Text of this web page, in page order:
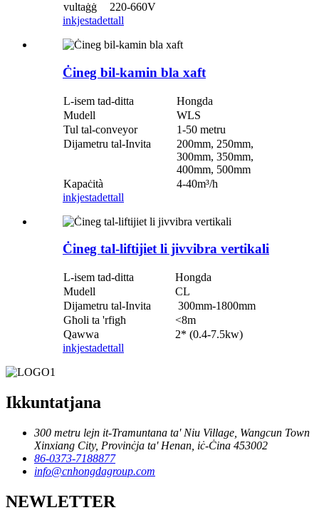
vultaġġ
220-660V
inkjestadettall
Ċineg bil-kamin bla xaft
L-isem tad-ditta
Hongda
Mudell
WLS
Tul tal-conveyor
1-50 metru
Dijametru tal-Invita
200mm, 250mm,
300mm, 350mm,
400mm, 500mm
Kapaċità
4-40m³/h
inkjestadettall
Ċineg tal-liftijiet li jivvibra vertikali
L-isem tad-ditta
Hongda
Mudell
CL
Dijametru tal-Invita
300mm-1800mm
Għoli ta 'rfigħ
<8m
Qawwa
2* (0.4-7.5kw)
inkjestadettall
Ikkuntatjana
300 metru lejn it-Tramuntana ta' Niu Village, Wangcun Town
Xinxiang City, Provinċja ta' Henan, iċ-Ċina 453002
86-0373-7188877
info@cnhongdagroup.com
NEWLETTER